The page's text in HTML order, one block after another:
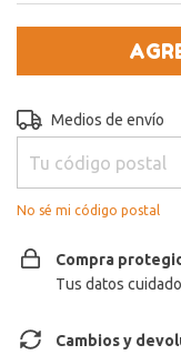
Entregas para el CP:
Medios de envío
No sé mi código postal
Compra
Tus datos
Cambios y